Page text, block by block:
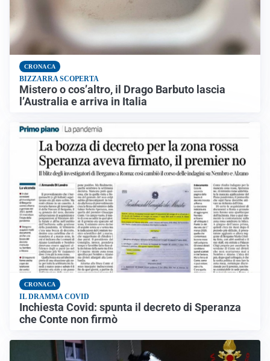
CRONACA
BIZZARRA SCOPERTA
Mistero o cos’altro, il Drago Barbuto lascia
l’Australia e arriva in Italia
CRONACA
IL DRAMMA COVID
Inchiesta Covid: spunta il decreto di Speranza
che Conte non firmò